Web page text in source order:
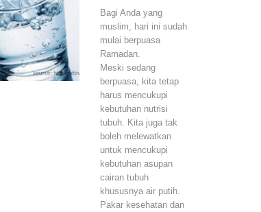
Bagi Anda yang
muslim, hari ini sudah
mulai berpuasa
Ramadan.
Meski sedang
berpuasa, kita tetap
harus mencukupi
kebutuhan nutrisi
tubuh. Kita juga tak
boleh melewatkan
untuk mencukupi
kebutuhan asupan
cairan tubuh
khususnya air putih.
Pakar kesehatan dan